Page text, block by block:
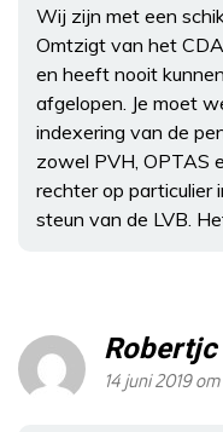
Wij zijn met een
Omtzigt van het
en heeft nooit
afgelopen. Je moet
indexering van de
zowel PVH, OPTAS
rechter op particulier
steun van de LVB.
Robertjc
14 juni 2019 om